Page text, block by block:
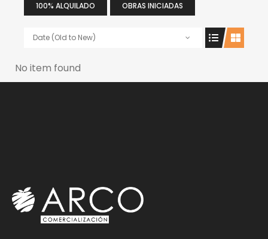
100% ALQUILADO
OBRAS INICIADAS
Date (Old to New)
No item found